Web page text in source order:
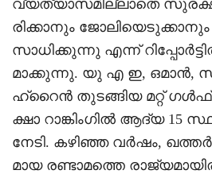
വ്യത്യാസമില്ലാതെ
രിക്കാനും
സാധിക്കുന്നു എന്ന്
മാക്കുന്നു. യു എ ഇ, ഒമാൻ,
ഹ്റൈൻ തുടങ്ങിയ മറ്റ്
ക്ഷാ റാങ്കിംഗിൽ ആദ്യ 15
നേടി. കഴിഞ്ഞ വർഷം,
മായ രണ്ടാമത്തെ